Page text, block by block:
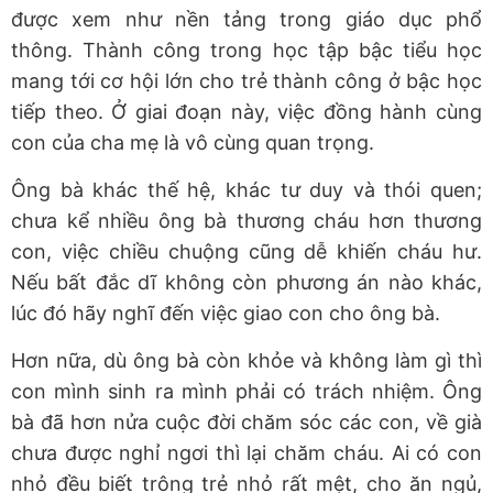
được xem như nền tảng trong giáo dục phổ
thông. Thành công trong học tập bậc tiểu học
mang tới cơ hội lớn cho trẻ thành công ở bậc học
tiếp theo. Ở giai đoạn này, việc đồng hành cùng
con của cha mẹ là vô cùng quan trọng.
Ông bà khác thế hệ, khác tư duy và thói quen;
chưa kể nhiều ông bà thương cháu hơn thương
con, việc chiều chuộng cũng dễ khiến cháu hư.
Nếu bất đắc dĩ không còn phương án nào khác,
lúc đó hãy nghĩ đến việc giao con cho ông bà.
Hơn nữa, dù ông bà còn khỏe và không làm gì thì
con mình sinh ra mình phải có trách nhiệm. Ông
bà đã hơn nửa cuộc đời chăm sóc các con, về già
chưa được nghỉ ngơi thì lại chăm cháu. Ai có con
nhỏ đều biết trông trẻ nhỏ rất mệt, cho ăn ngủ,